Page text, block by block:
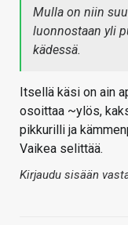
Mulla on niin
luonnostaan yli
kädessä.
Itsellä käsi on ain
osoittaa ~ylös,
pikkurilli ja
Vaikea selittää.
Kirjaudu sisään